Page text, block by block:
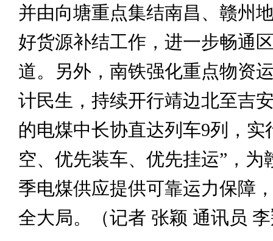
并由向塘重点集结南昌、赣州
好货源补结工作，进一步畅通
道。另外，南铁强化重点物资
计民生，持续开行靖边北至吉
的电煤中长协直达列车9列，实
空、优先装车、优先挂运”，为
季电煤供应提供可靠运力保障
全大局。（记者 张颖 通讯员